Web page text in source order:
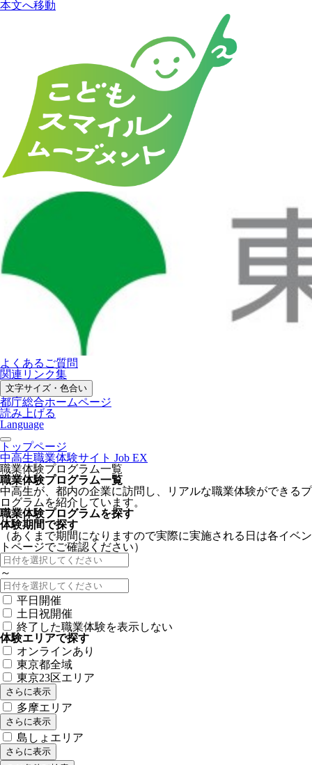
本文へ移動
よくあるご質問
関連リンク集
文字サイズ・色合い
都庁総合ホームページ
読み上げる
Language
トップページ
中高生職業体験サイト Job EX
職業体験プログラム一覧
職業体験プログラム一覧
中高生が、都内の企業に訪問し、リアルな職業体験ができるプ
ログラムを紹介しています。
職業体験プログラムを探す
体験期間で探す
（あくまで期間になりますので実際に実施される日は各イベン
トページでご確認ください）
～
平日開催
土日祝開催
終了した職業体験を表示しない
体験エリアで探す
オンラインあり
東京都全域
東京23区エリア
さらに表示
多摩エリア
さらに表示
島しょエリア
さらに表示